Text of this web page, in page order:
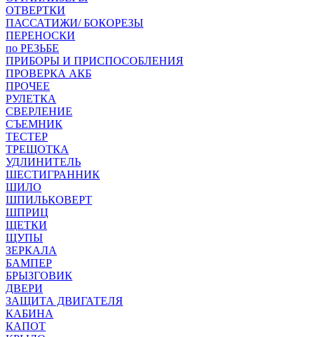
ОТВЕРТКИ
ПАССАТИЖИ/ БОКОРЕЗЫ
ПЕРЕНОСКИ
по РЕЗЬБЕ
ПРИБОРЫ И ПРИСПОСОБЛЕНИЯ
ПРОВЕРКА АКБ
ПРОЧЕЕ
РУЛЕТКА
СВЕРЛЕНИЕ
СЪЕМНИК
ТЕСТЕР
ТРЕЩОТКА
УДЛИНИТЕЛЬ
ШЕСТИГРАННИК
ШИЛО
ШПИЛЬКОВЕРТ
ШПРИЦ
ЩЕТКИ
ЩУПЫ
ЗЕРКАЛА
БАМПЕР
БРЫЗГОВИК
ДВЕРИ
ЗАЩИТА ДВИГАТЕЛЯ
КАБИНА
КАПОТ